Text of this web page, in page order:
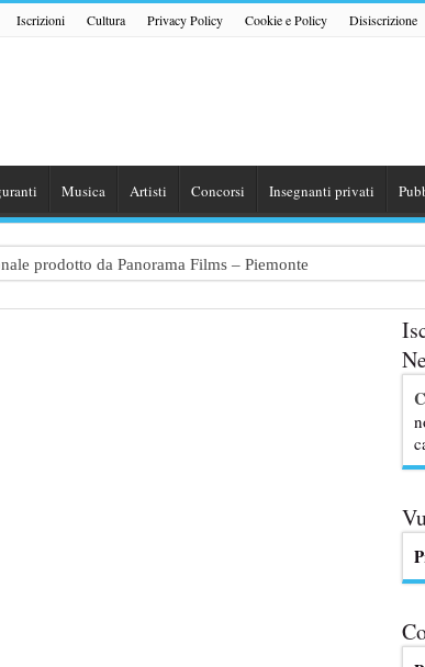
Iscrizioni Cultura Privacy Policy Cookie e Policy Disiscrizione
Musica Artisti Concorsi Insegnanti privati
prodotto da Panorama Films – Piemonte
shooting foto e video retribuito per hotel 4 stelle – Trentino